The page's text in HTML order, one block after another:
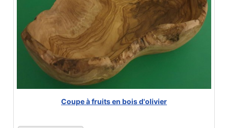
Coupe à fruits en bois d'olivier